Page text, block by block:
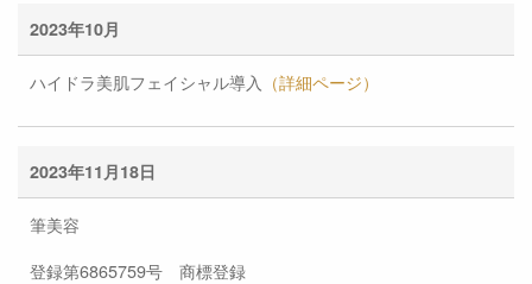
2023年10月
ハイドラ美肌フェイシャル導入 （詳細ページ）
2023年11月18日
筆美容
登録第6865759号 商標登録